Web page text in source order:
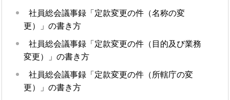
社員総会議事録「定款変更の件（名称の変
更）」の書き方
社員総会議事録「定款変更の件（目的及び業務
変更）」の書き方
社員総会議事録「定款変更の件（所轄庁の変
更）」の書き方